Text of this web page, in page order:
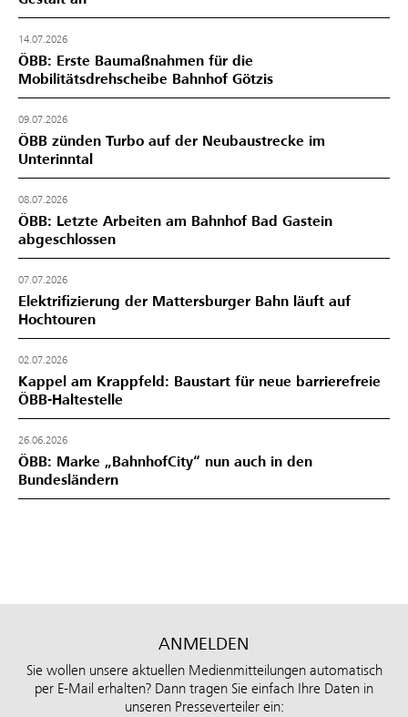
14.07.2026
ÖBB: Erste Baumaßnahmen für die
Mobilitätsdrehscheibe Bahnhof Götzis
09.07.2026
ÖBB zünden Turbo auf der Neubaustrecke im
Unterinntal
08.07.2026
ÖBB: Letzte Arbeiten am Bahnhof Bad Gastein
abgeschlossen
07.07.2026
Elektrifizierung der Mattersburger Bahn läuft auf
Hochtouren
02.07.2026
Kappel am Krappfeld: Baustart für neue barrierefreie
ÖBB-Haltestelle
26.06.2026
ÖBB: Marke „BahnhofCity“ nun auch in den
Bundesländern
ANMELDEN
Sie wollen unsere aktuellen Medienmitteilungen automatisch
per E-Mail erhalten? Dann tragen Sie einfach Ihre Daten in
unseren Presseverteiler ein: